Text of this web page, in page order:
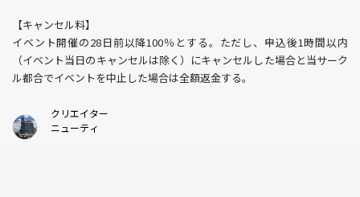
【キャンセル料】
イベント開催の28日前以降100％とする。ただし、申込後1時間以内
（イベント当日のキャンセルは除く）にキャンセルした場合と当サーク
ル都合でイベントを中止した場合は全額返金する。
クリエイター
ニューティ